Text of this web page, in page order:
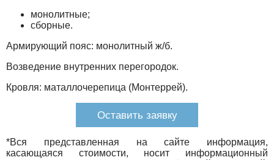
монолитные;
сборные.
Армирующий пояс: монолитный ж/б.
Возведение внутренних перегородок.
Кровля: маталлочерепица (Монтеррей).
Оставить заявку
*Вся представленная на сайте информация,
касающаяся стоимости, носит информационный